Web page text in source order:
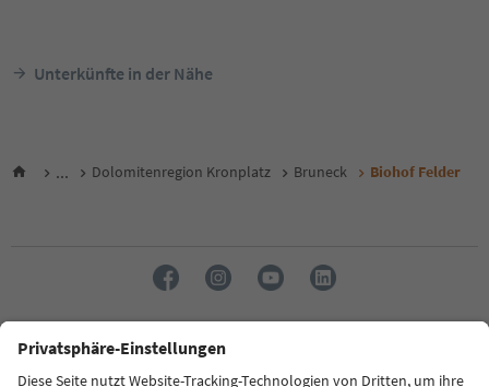
Unterkünfte in der Nähe
... Dolomitenregion Kronplatz Bruneck Biohof Felder
Sprache: Deutsch